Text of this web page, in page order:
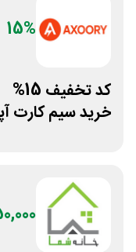
15%
کد تخفیف 15%
خرید سیم کارت